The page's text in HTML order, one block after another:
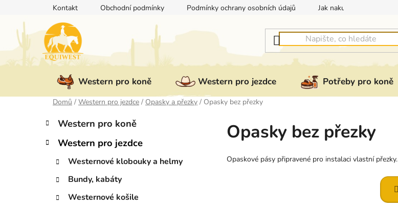
obsah
Kontakt Obchodní podmínky Podmínky ochrany osobních údajů Jak nakupovat
Western pro koně Western pro jezdce Potřeby pro koně
Domů / Western pro jezdce / Opasky a přezky / Opasky bez přezky
P
s
Přeskočit
kategorie
K
a
Western pro koně
Western pro jezdce
Westernové klobouky a helmy
Bundy, kabáty
Westernové košile
Opasky bez přezky
Opaskové pásy připravené pro instalaci vlastní přezky.